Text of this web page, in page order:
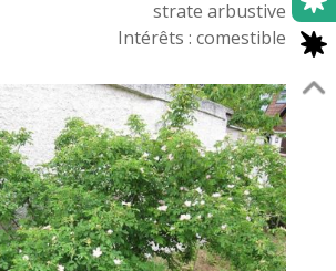
strate arbustive
Intérêts : comestible